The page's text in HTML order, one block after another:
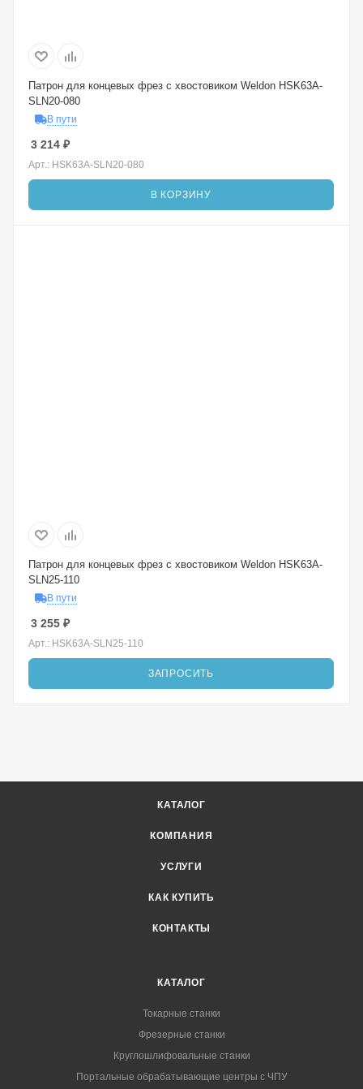
Патрон для концевых фрез с хвостовиком Weldon HSK63A-
SLN20-080
В пути
3 214 ₽
Арт.: HSK63A-SLN20-080
В КОРЗИНУ
Патрон для концевых фрез с хвостовиком Weldon HSK63A-
SLN25-110
В пути
3 255 ₽
Арт.: HSK63A-SLN25-110
ЗАПРОСИТЬ
КАТАЛОГ
КОМПАНИЯ
УСЛУГИ
КАК КУПИТЬ
КОНТАКТЫ
КАТАЛОГ
Токарные станки
Фрезерные станки
Круглошлифовальные станки
Портальные обрабатывающие центры с ЧПУ